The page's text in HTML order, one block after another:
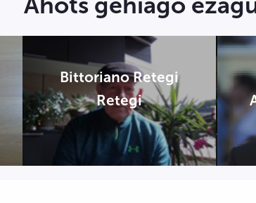
Bittoriano Retegi
Retegi